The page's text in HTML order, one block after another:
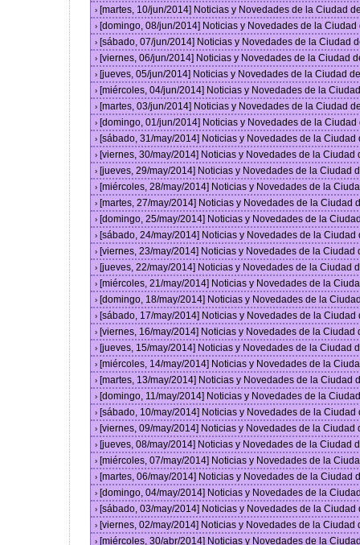
› [martes, 10/jun/2014] Noticias y Novedades de la Ciudad
› [domingo, 08/jun/2014] Noticias y Novedades de la
› [sábado, 07/jun/2014] Noticias y Novedades de la Ciudad
› [viernes, 06/jun/2014] Noticias y Novedades de la Ciudad
› [jueves, 05/jun/2014] Noticias y Novedades de la Ciudad
› [miércoles, 04/jun/2014] Noticias y Novedades de la
› [martes, 03/jun/2014] Noticias y Novedades de la Ciudad
› [domingo, 01/jun/2014] Noticias y Novedades de la
› [sábado, 31/may/2014] Noticias y Novedades de la
› [viernes, 30/may/2014] Noticias y Novedades de la
› [jueves, 29/may/2014] Noticias y Novedades de la Ciudad
› [miércoles, 28/may/2014] Noticias y Novedades de la
› [martes, 27/may/2014] Noticias y Novedades de la Ciudad
› [domingo, 25/may/2014] Noticias y Novedades de la
› [sábado, 24/may/2014] Noticias y Novedades de la
› [viernes, 23/may/2014] Noticias y Novedades de la
› [jueves, 22/may/2014] Noticias y Novedades de la Ciudad
› [miércoles, 21/may/2014] Noticias y Novedades de la
› [domingo, 18/may/2014] Noticias y Novedades de la
› [sábado, 17/may/2014] Noticias y Novedades de la
› [viernes, 16/may/2014] Noticias y Novedades de la
› [jueves, 15/may/2014] Noticias y Novedades de la Ciudad
› [miércoles, 14/may/2014] Noticias y Novedades de la
› [martes, 13/may/2014] Noticias y Novedades de la Ciudad
› [domingo, 11/may/2014] Noticias y Novedades de la
› [sábado, 10/may/2014] Noticias y Novedades de la
› [viernes, 09/may/2014] Noticias y Novedades de la
› [jueves, 08/may/2014] Noticias y Novedades de la Ciudad
› [miércoles, 07/may/2014] Noticias y Novedades de la
› [martes, 06/may/2014] Noticias y Novedades de la Ciudad
› [domingo, 04/may/2014] Noticias y Novedades de la
› [sábado, 03/may/2014] Noticias y Novedades de la
› [viernes, 02/may/2014] Noticias y Novedades de la
› [miércoles, 30/abr/2014] Noticias y Novedades de la